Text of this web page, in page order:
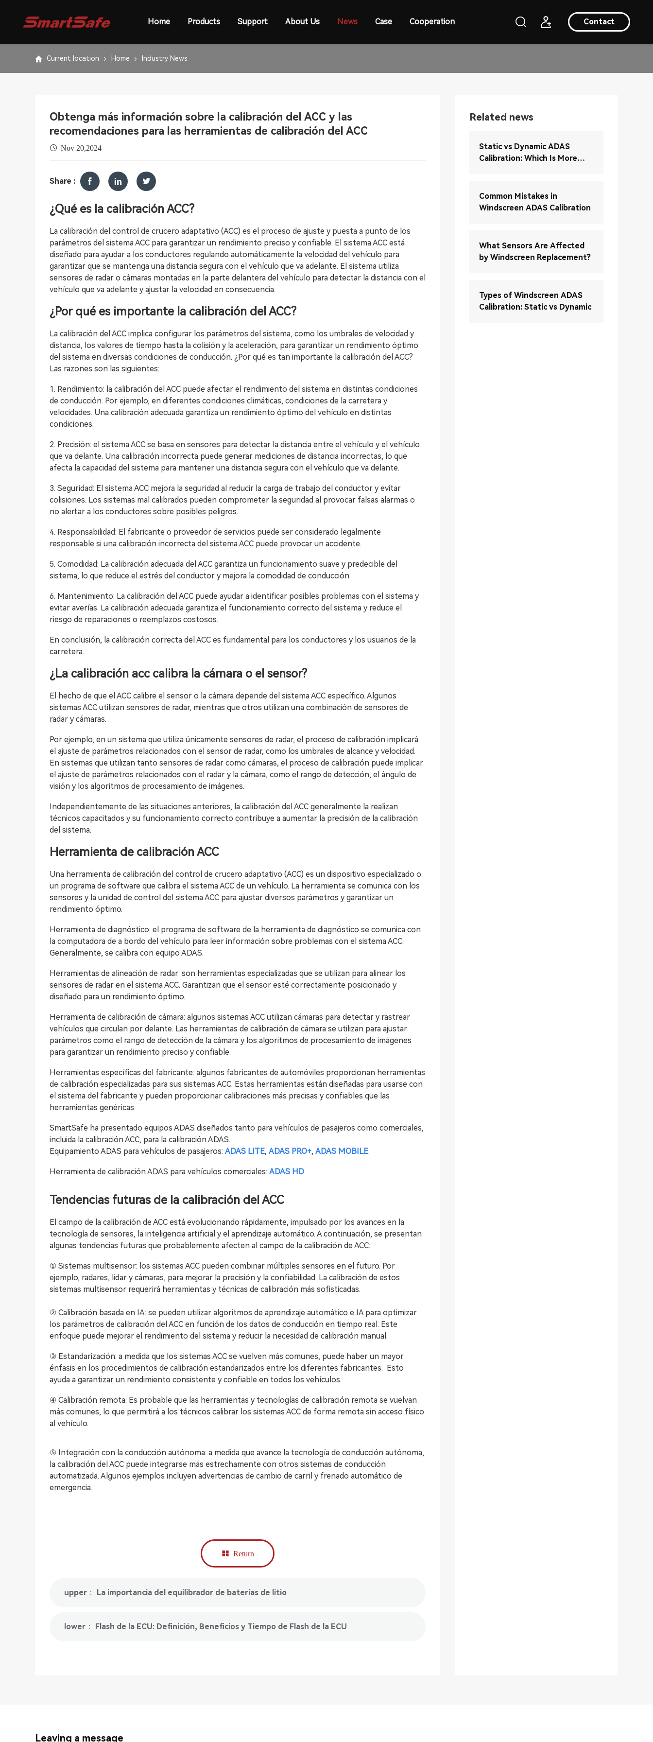
Contact
Home Products Support About Us News Case Cooperation
Current location Home Industry News
Obtenga más información sobre la calibración del ACC y las
recomendaciones para las herramientas de calibración del ACC
Nov 20,2024
Share :
¿Qué es la calibración ACC?
La calibración del control de crucero adaptativo (ACC) es el proceso de ajuste y puesta a punto de los
parámetros del sistema ACC para garantizar un rendimiento preciso y confiable. El sistema ACC está
diseñado para ayudar a los conductores regulando automáticamente la velocidad del vehículo para
garantizar que se mantenga una distancia segura con el vehículo que va adelante. El sistema utiliza
sensores de radar o cámaras montadas en la parte delantera del vehículo para detectar la distancia con el
vehículo que va adelante y ajustar la velocidad en consecuencia.
¿Por qué es importante la calibración del ACC?
La calibración del ACC implica configurar los parámetros del sistema, como los umbrales de velocidad y
distancia, los valores de tiempo hasta la colisión y la aceleración, para garantizar un rendimiento óptimo
del sistema en diversas condiciones de conducción. ¿Por qué es tan importante la calibración del ACC?
Las razones son las siguientes:
1. Rendimiento: la calibración del ACC puede afectar el rendimiento del sistema en distintas condiciones
de conducción. Por ejemplo, en diferentes condiciones climáticas, condiciones de la carretera y
velocidades. Una calibración adecuada garantiza un rendimiento óptimo del vehículo en distintas
condiciones.
2. Precisión: el sistema ACC se basa en sensores para detectar la distancia entre el vehículo y el vehículo
que va delante. Una calibración incorrecta puede generar mediciones de distancia incorrectas, lo que
afecta la capacidad del sistema para mantener una distancia segura con el vehículo que va delante.
3. Seguridad: El sistema ACC mejora la seguridad al reducir la carga de trabajo del conductor y evitar
colisiones. Los sistemas mal calibrados pueden comprometer la seguridad al provocar falsas alarmas o
no alertar a los conductores sobre posibles peligros.
4. Responsabilidad: El fabricante o proveedor de servicios puede ser considerado legalmente
responsable si una calibración incorrecta del sistema ACC puede provocar un accidente.
5. Comodidad: La calibración adecuada del ACC garantiza un funcionamiento suave y predecible del
sistema, lo que reduce el estrés del conductor y mejora la comodidad de conducción.
6. Mantenimiento: La calibración del ACC puede ayudar a identificar posibles problemas con el sistema y
evitar averías. La calibración adecuada garantiza el funcionamiento correcto del sistema y reduce el
riesgo de reparaciones o reemplazos costosos.
En conclusión, la calibración correcta del ACC es fundamental para los conductores y los usuarios de la
carretera.
¿La calibración acc calibra la cámara o el sensor?
El hecho de que el ACC calibre el sensor o la cámara depende del sistema ACC específico. Algunos
sistemas ACC utilizan sensores de radar, mientras que otros utilizan una combinación de sensores de
radar y cámaras.
Por ejemplo, en un sistema que utiliza únicamente sensores de radar, el proceso de calibración implicará
el ajuste de parámetros relacionados con el sensor de radar, como los umbrales de alcance y velocidad.
En sistemas que utilizan tanto sensores de radar como cámaras, el proceso de calibración puede implicar
el ajuste de parámetros relacionados con el radar y la cámara, como el rango de detección, el ángulo de
visión y los algoritmos de procesamiento de imágenes.
Independientemente de las situaciones anteriores, la calibración del ACC generalmente la realizan
técnicos capacitados y su funcionamiento correcto contribuye a aumentar la precisión de la calibración
del sistema.
Herramienta de calibración ACC
Una herramienta de calibración del control de crucero adaptativo (ACC) es un dispositivo especializado o
un programa de software que calibra el sistema ACC de un vehículo. La herramienta se comunica con los
sensores y la unidad de control del sistema ACC para ajustar diversos parámetros y garantizar un
rendimiento óptimo.
Herramienta de diagnóstico: el programa de software de la herramienta de diagnóstico se comunica con
la computadora de a bordo del vehículo para leer información sobre problemas con el sistema ACC.
Generalmente, se calibra con equipo ADAS.
Herramientas de alineación de radar: son herramientas especializadas que se utilizan para alinear los
sensores de radar en el sistema ACC. Garantizan que el sensor esté correctamente posicionado y
diseñado para un rendimiento óptimo.
Herramienta de calibración de cámara: algunos sistemas ACC utilizan cámaras para detectar y rastrear
vehículos que circulan por delante. Las herramientas de calibración de cámara se utilizan para ajustar
parámetros como el rango de detección de la cámara y los algoritmos de procesamiento de imágenes
para garantizar un rendimiento preciso y confiable.
Herramientas específicas del fabricante: algunos fabricantes de automóviles proporcionan herramientas
de calibración especializadas para sus sistemas ACC. Estas herramientas están diseñadas para usarse con
el sistema del fabricante y pueden proporcionar calibraciones más precisas y confiables que las
herramientas genéricas.
SmartSafe ha presentado equipos ADAS diseñados tanto para vehículos de pasajeros como comerciales,
incluida la calibración ACC, para la calibración ADAS.
Equipamiento ADAS para vehículos de pasajeros: ADAS LITE, ADAS PRO+, ADAS MOBILE.
Herramienta de calibración ADAS para vehículos comerciales: ADAS HD.
Tendencias futuras de la calibración del ACC
El campo de la calibración de ACC está evolucionando rápidamente, impulsado por los avances en la
tecnología de sensores, la inteligencia artificial y el aprendizaje automático. A continuación, se presentan
algunas tendencias futuras que probablemente afecten al campo de la calibración de ACC:
① Sistemas multisensor: los sistemas ACC pueden combinar múltiples sensores en el futuro. Por
ejemplo, radares, lidar y cámaras, para mejorar la precisión y la confiabilidad. La calibración de estos
sistemas multisensor requerirá herramientas y técnicas de calibración más sofisticadas.
② Calibración basada en IA: se pueden utilizar algoritmos de aprendizaje automático e IA para optimizar
los parámetros de calibración del ACC en función de los datos de conducción en tiempo real. Este
enfoque puede mejorar el rendimiento del sistema y reducir la necesidad de calibración manual.
③ Estandarización: a medida que los sistemas ACC se vuelven más comunes, puede haber un mayor
énfasis en los procedimientos de calibración estandarizados entre los diferentes fabricantes. Esto
ayuda a garantizar un rendimiento consistente y confiable en todos los vehículos.
④ Calibración remota: Es probable que las herramientas y tecnologías de calibración remota se vuelvan
más comunes, lo que permitirá a los técnicos calibrar los sistemas ACC de forma remota sin acceso físico
al vehículo.
⑤ Integración con la conducción autónoma: a medida que avance la tecnología de conducción autónoma,
la calibración del ACC puede integrarse más estrechamente con otros sistemas de conducción
automatizada. Algunos ejemplos incluyen advertencias de cambio de carril y frenado automático de
emergencia.
Return
upper： La importancia del equilibrador de baterías de litio
lower： Flash de la ECU: Definición, Beneficios y Tiempo de Flash de la ECU
Related news
Static vs Dynamic ADAS
Calibration: Which Is More
Common Mistakes in
Windscreen ADAS Calibration
What Sensors Are Affected
by Windscreen Replacement?
Types of Windscreen ADAS
Calibration: Static vs Dynamic
Leaving a message